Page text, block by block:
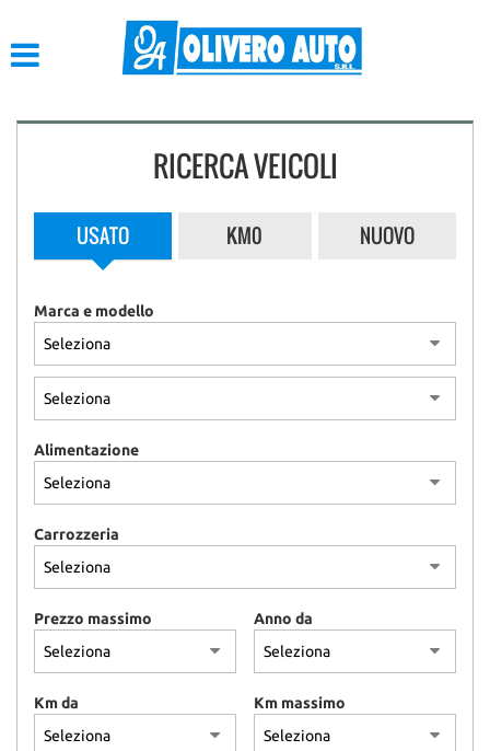
ASSISTENZA
RICERCA VEICOLI
USATO KM0 NUOVO
Marca e modello
Alimentazione
Carrozzeria
Prezzo massimo Anno da
Km da Km massimo